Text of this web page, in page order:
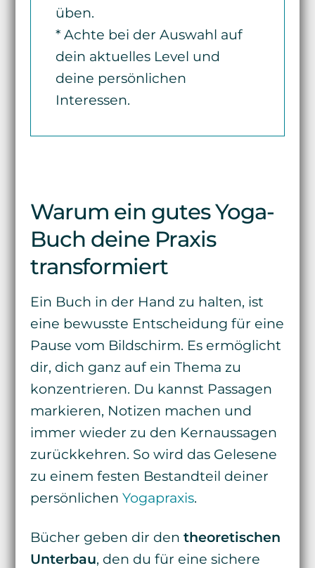
üben.
* Achte bei der Auswahl auf
dein aktuelles Level und
deine persönlichen
Interessen.
Warum ein gutes Yoga-
Buch deine Praxis
transformiert
Ein Buch in der Hand zu halten, ist
eine bewusste Entscheidung für eine
Pause vom Bildschirm. Es ermöglicht
dir, dich ganz auf ein Thema zu
konzentrieren. Du kannst Passagen
markieren, Notizen machen und
immer wieder zu den Kernaussagen
zurückkehren. So wird das Gelesene
zu einem festen Bestandteil deiner
persönlichen Yogapraxis.
Bücher geben dir den theoretischen
Unterbau, den du für eine sichere